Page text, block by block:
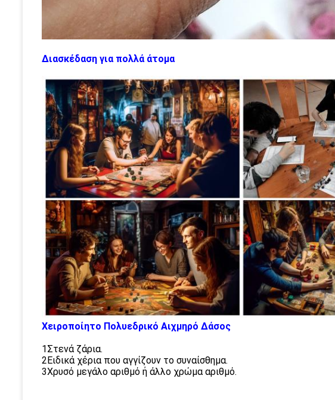
Διασκέδαση για πολλά άτομα
Χειροποίητο Πολυεδρικό Αιχμηρό Δάσος
1Στενά ζάρια.
2Ειδικά χέρια που αγγίζουν το συναίσθημα.
3Χρυσό μεγάλο αριθμό ή άλλο χρώμα αριθμό.